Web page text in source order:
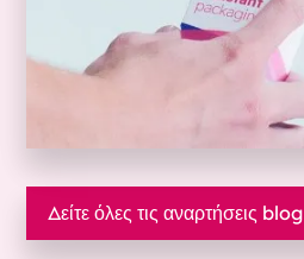
Δείτε όλες τις αναρτήσεις blog